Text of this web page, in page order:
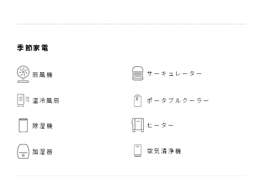
季節家電
扇風機 サーキュレーター
温冷風扇 ポータブルクーラー
除湿機 ヒーター
加湿器 空気清浄機